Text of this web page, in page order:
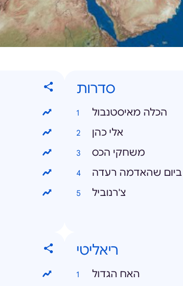
סדרות
הכלה מאיסטנבול
אלי כהן
משחקי הכס
ביום שהאדמה רעדה
צ'רנוביל
ריאליטי
האח הגדול